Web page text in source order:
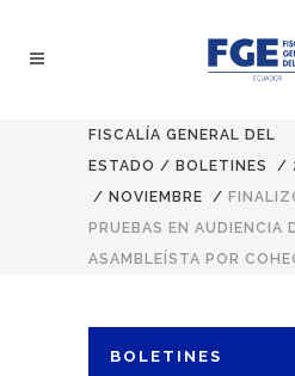
FISCALÍA GENERAL DEL
ESTADO / BOLETINES /
/ NOVIEMBRE /
PRUEBAS EN AUDIENCIA
ASAMBLEÍSTA POR
BOLETINES